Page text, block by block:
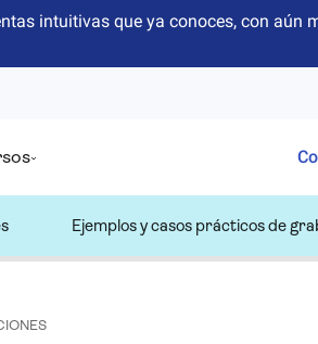
intuitivas que ya conoces, con aún
Ejemplos y casos prácticos de